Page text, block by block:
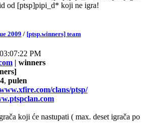
od [ptsp]pipi_d* koji ne igra!
2009 / [ptsp.winners] team
PM
| winners
, pulen
clans/ptsp/
koji će nastupati ( max. deset igrača po